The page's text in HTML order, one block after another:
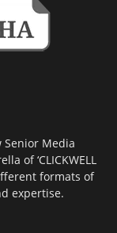
Senior Media
of ‘CLICKWELL
formats of
expertise.